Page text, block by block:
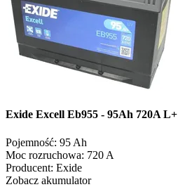
Exide Excell Eb955 - 95Ah 720A L+
Pojemność: 95 Ah
Moc rozruchowa: 720 A
Producent: Exide
Zobacz akumulator